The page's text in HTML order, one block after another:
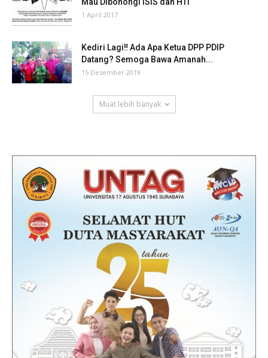
Mau Dibohongi ISIS dan HTI
1 April 2017
Kediri Lagi‼ Ada Apa Ketua DPP PDIP
Datang? Semoga Bawa Amanah...
15 Desember 2019
Muat lebih banyak